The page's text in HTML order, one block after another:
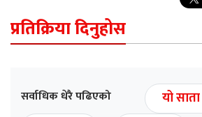
प्रतिक्रिया दिनुहोस
सर्वाधिक धेरै पढिएको
यो साता